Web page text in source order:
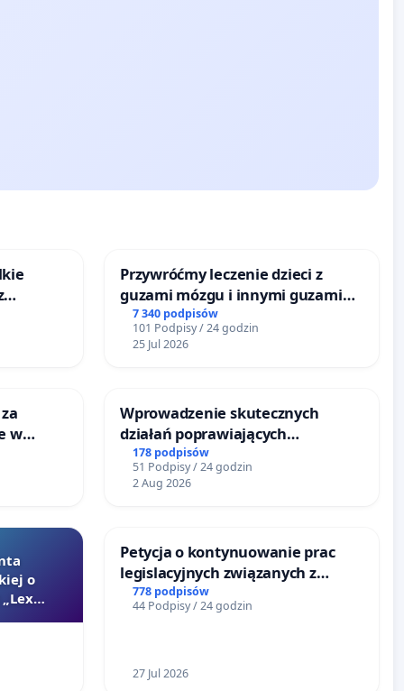
Przywróćmy leczenie dzieci z
guzami mózgu i innymi guzami
litymi do Górnośląskiego
Centrum Zdrowia Dziecka w
Katowicach
7 340 podpisów
101 Podpisy / 24 godzin
25 Jul 2026
w
Wprowadzenie skutecznych
działań poprawiających
bezpieczeństwo na ulicy
Żeromskiego w Otwocku
178 podpisów
51 Podpisy / 24 godzin
2 Aug 2026
o
Petycja o kontynuowanie prac
legislacyjnych związanych z
reformą prawa rodzinnego
778 podpisów
44 Podpisy / 24 godzin
27 Jul 2026